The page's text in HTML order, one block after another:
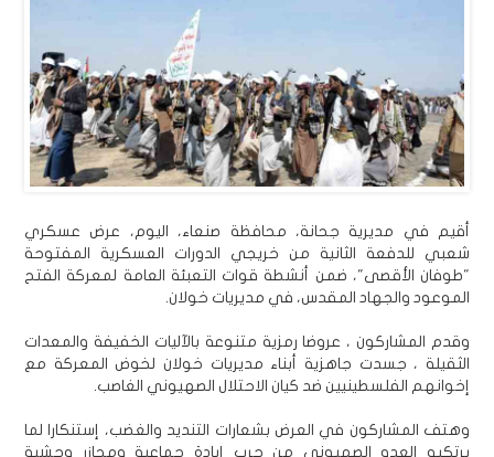
أقيم في مديرية جحانة، محافظة صنعاء، اليوم، عرض عسكري
شعبي للدفعة الثانية من خريجي الدورات العسكرية المفتوحة
"طوفان الأقصى"، ضمن أنشطة قوات التعبئة العامة لمعركة الفتح
الموعود والجهاد المقدس، في مديريات خولان.
وقدم المشاركون ، عروضا رمزية متنوعة بالآليات الخفيفة والمعدات
الثقيلة ، جسدت جاهزية أبناء مديريات خولان لخوض المعركة مع
إخوانهم الفلسطينيين ضد كيان الاحتلال الصهيوني الغاصب.
وهتف المشاركون في العرض بشعارات التنديد والغضب، إستنكارا لما
يرتكبه العدو الصهيوني من حرب إبادة جماعية ومجازر وحشية